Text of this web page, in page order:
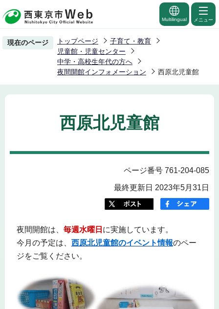
の
ー
先
頭
Multilingual メニュー
現在のページ トップページ
子育て・教育
児童館・児童センター
中学・高校生年代の方へ
夜間開館インフォメーション
西原北児童館
西原北児童館
ページ番号 761-204-085
最終更新日 2023年5月31日
夜間開館は、 毎週水曜日 に実施しています。
今月の予定は、 西原北児童館のイベント情報のペー
ジをご覧ください。